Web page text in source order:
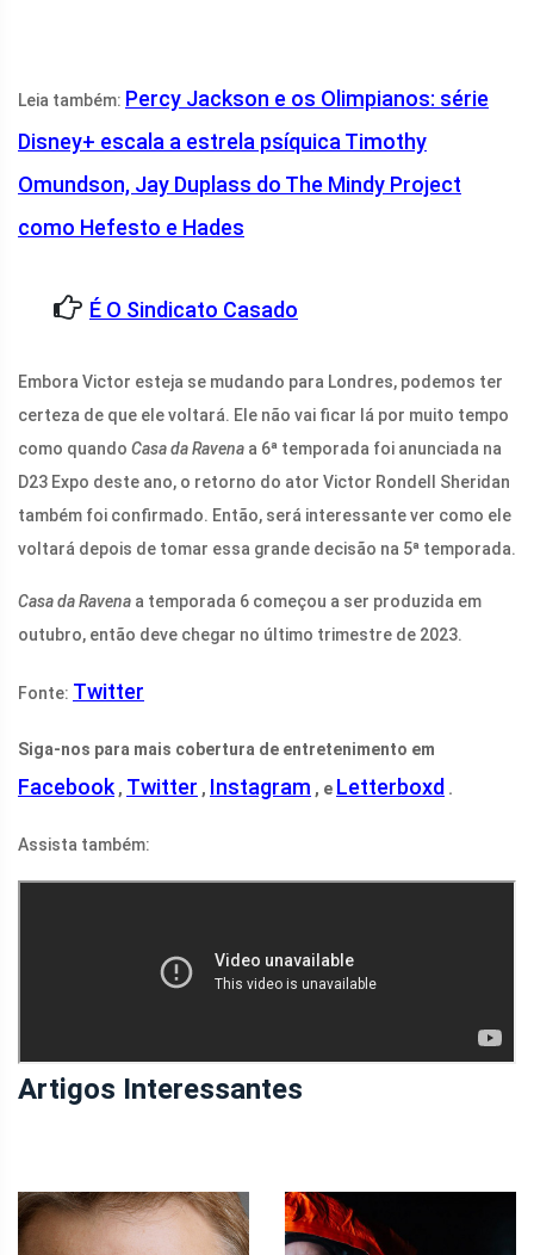
Leia também: Percy Jackson e os Olimpianos: série
Disney+ escala a estrela psíquica Timothy
Omundson, Jay Duplass do The Mindy Project
como Hefesto e Hades
É O Sindicato Casado
Embora Victor esteja se mudando para Londres, podemos ter
certeza de que ele voltará. Ele não vai ficar lá por muito tempo
como quando Casa da Ravena a 6ª temporada foi anunciada na
D23 Expo deste ano, o retorno do ator Victor Rondell Sheridan
também foi confirmado. Então, será interessante ver como ele
voltará depois de tomar essa grande decisão na 5ª temporada.
Casa da Ravena a temporada 6 começou a ser produzida em
outubro, então deve chegar no último trimestre de 2023.
Fonte: Twitter
Siga-nos para mais cobertura de entretenimento em
Facebook , Twitter , Instagram , e Letterboxd .
Assista também:
Artigos Interessantes